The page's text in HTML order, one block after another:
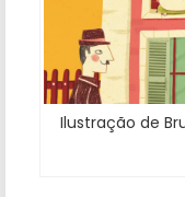
Ilustração de